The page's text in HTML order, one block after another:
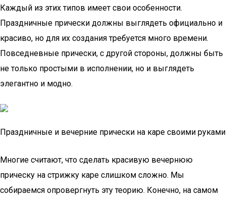
Каждый из этих типов имеет свои особенности.
Праздничные прически должны выглядеть официально и
красиво, но для их создания требуется много времени.
Повседневные прически, с другой стороны, должны быть
не только простыми в исполнении, но и выглядеть
элегантно и модно.
Праздничные и вечерние прически на каре своими руками
Многие считают, что сделать красивую вечернюю
прическу на стрижку каре слишком сложно. Мы
собираемся опровергнуть эту теорию. Конечно, на самом